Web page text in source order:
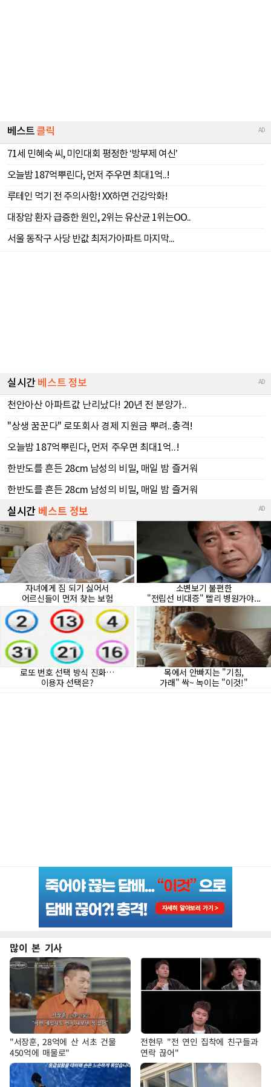
많이 본 기사
"서장훈, 28억에 산 서초 건물
450억에 매물로"
전현무 "전 연인 집착에 친구들과
연락 끊어"